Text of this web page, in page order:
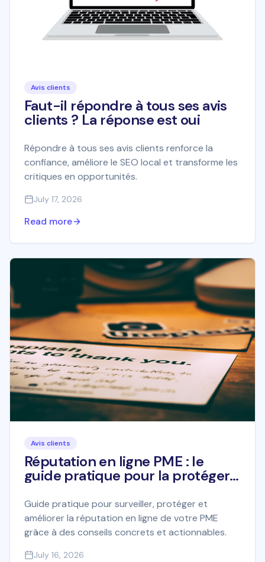
Avis clients
Faut-il répondre à tous ses avis
clients ? La réponse est oui
Répondre à tous ses avis clients renforce la
confiance, améliore le SEO local et transforme les
critiques en opportunités.
July 17, 2026
Read more
Avis clients
Réputation en ligne PME : le
guide pratique pour la protéger
Guide pratique pour surveiller, protéger et
améliorer la réputation en ligne de votre PME
grâce à des conseils concrets et actionnables.
July 16, 2026